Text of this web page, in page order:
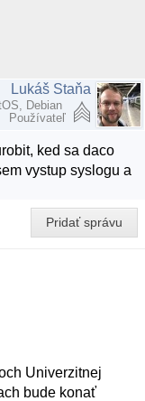
Lukáš Staňa
Debian
Používateľ
ked sa daco
vystup syslogu a
Pridať správu
Univerzitnej
bude konať